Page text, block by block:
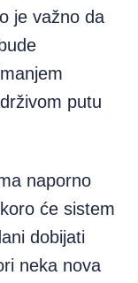
je važno da
putu
naporno
će sistem
dobijati
neka nova